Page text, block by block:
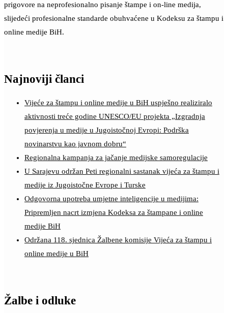
prigovore na neprofesionalno pisanje štampe i on-line medija,
slijedeći profesionalne standarde obuhvaćene u Kodeksu za štampu i
online medije BiH.
Najnoviji članci
Vijeće za štampu i online medije u BiH uspješno realiziralo
aktivnosti treće godine UNESCO/EU projekta „Izgradnja
povjerenja u medije u Jugoistočnoj Evropi: Podrška
novinarstvu kao javnom dobru“
Regionalna kampanja za jačanje medijske samoregulacije
U Sarajevu održan Peti regionalni sastanak vijeća za štampu i
medije iz Jugoistočne Evrope i Turske
Odgovorna upotreba umjetne inteligencije u medijima:
Pripremljen nacrt izmjena Kodeksa za štampane i online
medije BiH
Održana 118. sjednica Žalbene komisije Vijeća za štampu i
online medije u BiH
Žalbe i odluke